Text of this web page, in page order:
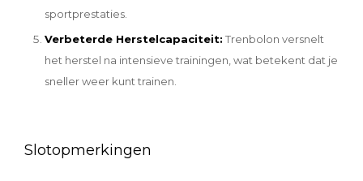
sportprestaties.
Verbeterde Herstelcapaciteit: Trenbolon versnelt
het herstel na intensieve trainingen, wat betekent dat je
sneller weer kunt trainen.
Slotopmerkingen